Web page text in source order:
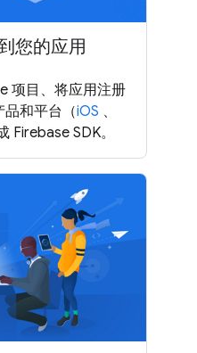
您的应用
项目、将应用注册
和平台（iOS 、
Firebase SDK。